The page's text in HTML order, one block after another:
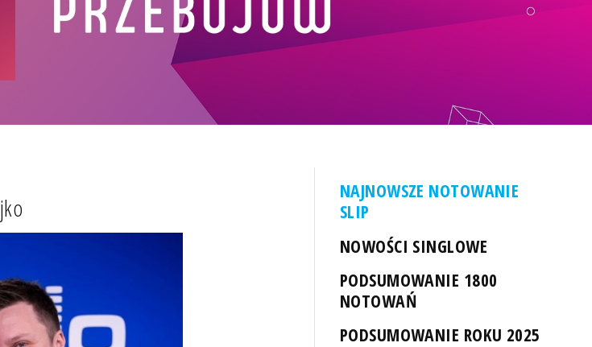
NAJNOWSZE NOTOWANIE
SLIP
NOWOŚCI SINGLOWE
PODSUMOWANIE 1800
NOTOWAŃ
PODSUMOWANIE ROKU 2025